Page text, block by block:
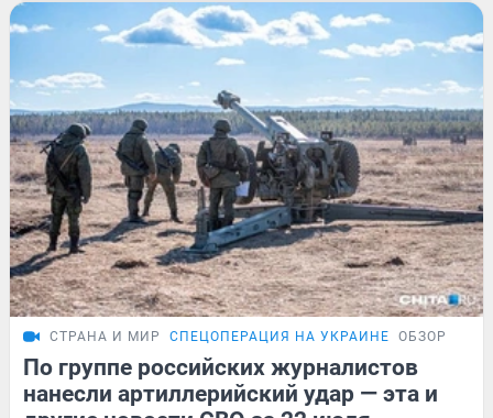
СТРАНА И МИР СПЕЦОПЕРАЦИЯ НА УКРАИНЕ ОБЗОР
По группе российских журналистов
нанесли артиллерийский удар — эта и